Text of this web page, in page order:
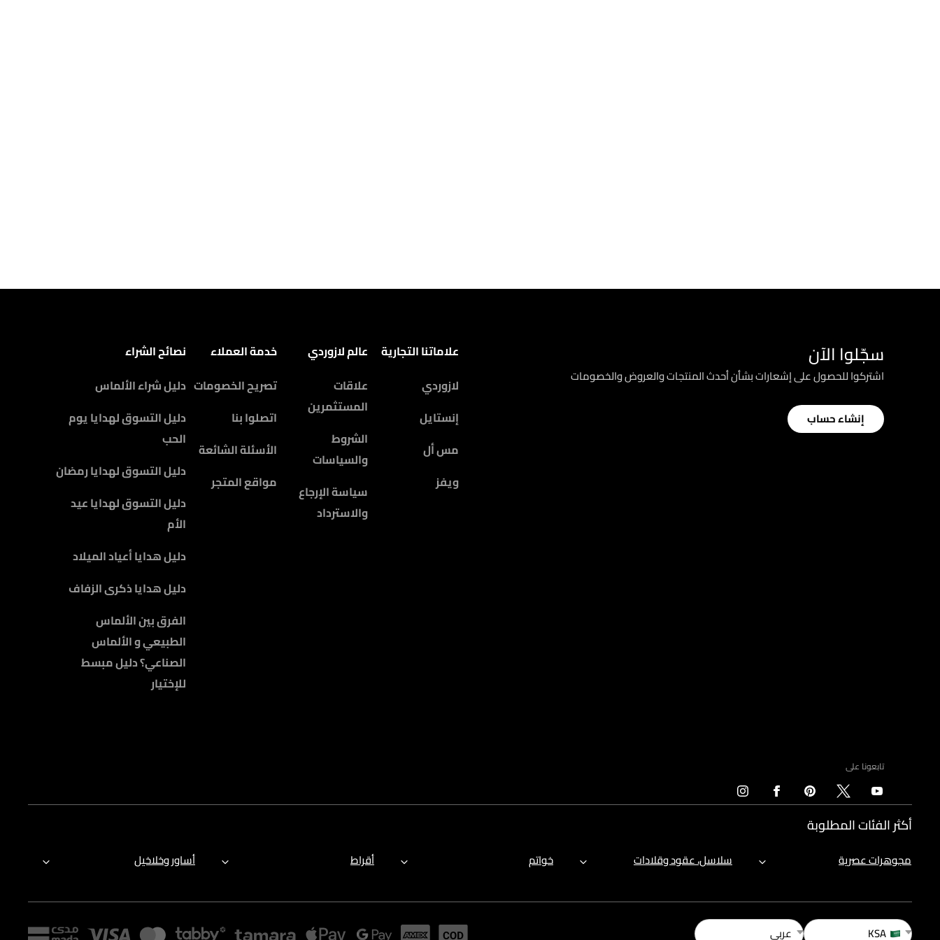
سجّلوا الآن
اشتركوا للحصول على إشعارات بشأن أحدث المنتجات والعروض والخصومات
إنشاء حساب
علاماتنا التجارية
لازوردي
إنستايل
مس أل
ويفز
عالم لازوردي
علاقات
المستثمرين
الشروط
والسياسات
سياسة الإرجاع
والاسترداد
خدمة العملاء
تصريح الخصومات
اتصلوا بنا
الأسئلة الشائعة
مواقع المتجر
نصائح الشراء
دليل شراء الألماس
دليل التسوق لهدايا يوم
الحب
دليل التسوق لهدايا رمضان
دليل التسوق لهدايا عيد
الأم
دليل هدايا أعياد الميلاد
دليل هدايا ذكرى الزفاف
الفرق بين الألماس
الطبيعي و الألماس
الصناعي؟ دليل مبسط
للإختيار
تابعونا على
أكثر الفئات المطلوبة
مجوهرات عصرية سلاسل، عقود وقلادات خواتم أقراط أساور وخلاخيل
KSA عربي